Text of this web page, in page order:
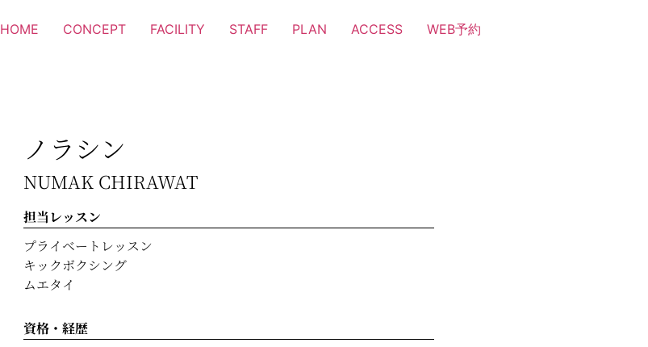
HOME CONCEPT FACILITY STAFF PLAN ACCESS WEB予約
ノラシン
NUMAK CHIRAWAT
担当レッスン
プライベートレッスン
キックボクシング
ムエタイ
資格・経歴